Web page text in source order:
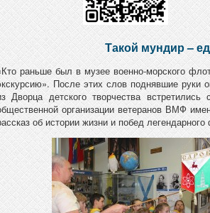
Такой мундир –
раньше был в музее военно-морского
После этих слов поднявшие
Дворца детского творчества
организации ветеранов ВМФ
об истории жизни и побед